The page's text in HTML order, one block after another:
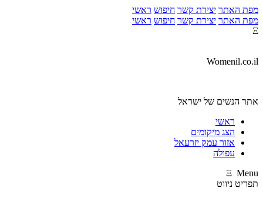
מפת האתר יצירת קשר חיפוש ראשי
מפת האתר יצירת קשר חיפוש ראשי
Ξ
Womenil.co.il
אתר הנשים של ישראל
ראשי
הצג מיקומים
אזור עמק יזרעאל
עפולה
Ξ Menu
תפריט ניווט